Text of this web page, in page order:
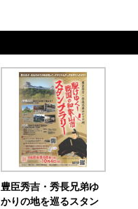
豊臣秀吉・秀長兄弟ゆ
かりの地を巡るスタン